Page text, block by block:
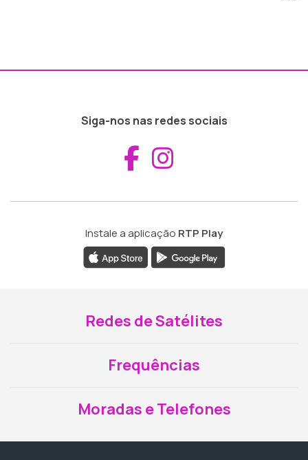
Siga-nos nas redes sociais
Aceder ao
Instale a aplicação RTP Play
Redes de Satélites
Frequências
Moradas e Telefones